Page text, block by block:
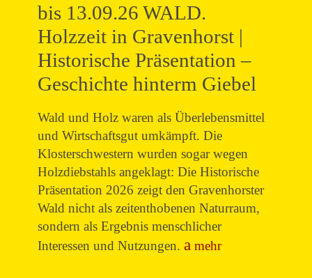
bis 13.09.26 WALD.
Holzzeit in Gravenhorst |
Historische Präsentation –
Geschichte hinterm Giebel
Wald und Holz waren als Überlebensmittel
und Wirtschaftsgut umkämpft. Die
Klosterschwestern wurden sogar wegen
Holzdiebstahls angeklagt: Die Historische
Präsentation 2026 zeigt den Gravenhorster
Wald nicht als zeitenthobenen Naturraum,
sondern als Ergebnis menschlicher
Interessen und Nutzungen.
mehr